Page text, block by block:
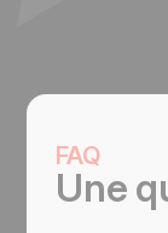
FAQ
Une